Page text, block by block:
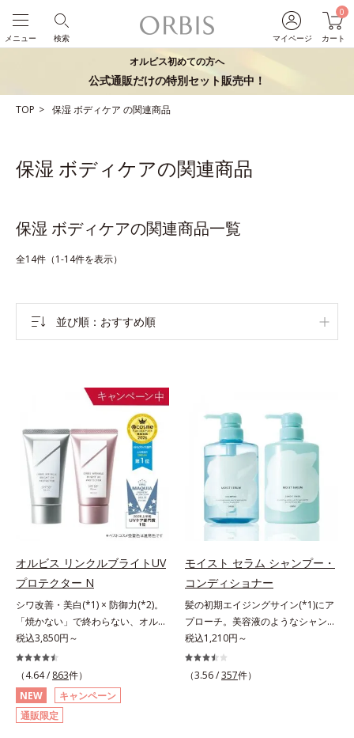
マイページ
0
カート
検索
メニュー
オルビス初めての方へ
公式通販だけの特別セット販売中！
TOP 保湿ボディケア の関連商品
保湿 ボディケアの関連商品
保湿 ボディケアの関連商品一覧
全14件（1-14件を表示）
並び順 おすすめ順
オルビス リンクルブライトUV
プロテクター N
シワ改善・美白(*1) × 防御力(*2)。
「焼かない」で終わらない、オルビ
ス最高峰(*3)日焼け止め。シワ改
善・美白(*1) × 防御力(*2)「焼かな
い」で終わらないオルビス最高峰
(*3)顔用日焼け止めです。ポーラ化
成の独自研究による、紫外線に反応
して強固な膜を形成する技術「瞬間
税込3,850円～
（4.64 / 863件）
NEW
キャンペーン
通販限定
モイスト セラム シャンプー・
コンディショナー
髪の初期エイジングサイン(*1)にア
プローチ。美容液のようなシャンプ
ー＆コンディショナーで触れていた
くなるうるツヤ髪へ。「髪のうねり
が気になる」「乾燥してパサつく」
税込1,210円～
（3.56 /357件）